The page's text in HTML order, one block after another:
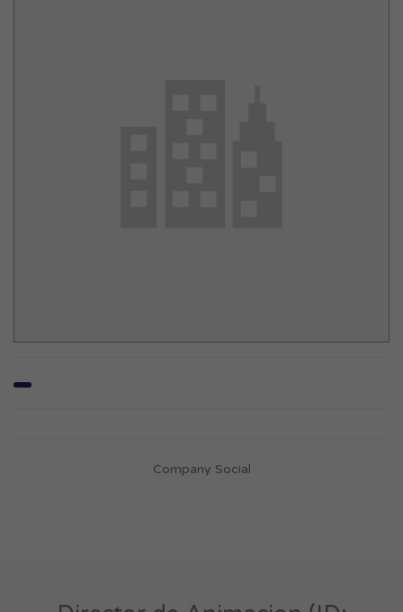
Company Social